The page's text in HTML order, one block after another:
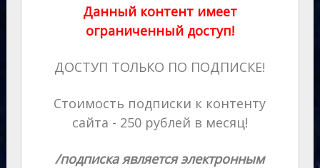
Данный контент имеет
ограниченный доступ!
ДОСТУП ТОЛЬКО ПО ПОДПИСКЕ!
Стоимость подписки к контенту
сайта - 250 рублей в месяц!
/подписка является электронным